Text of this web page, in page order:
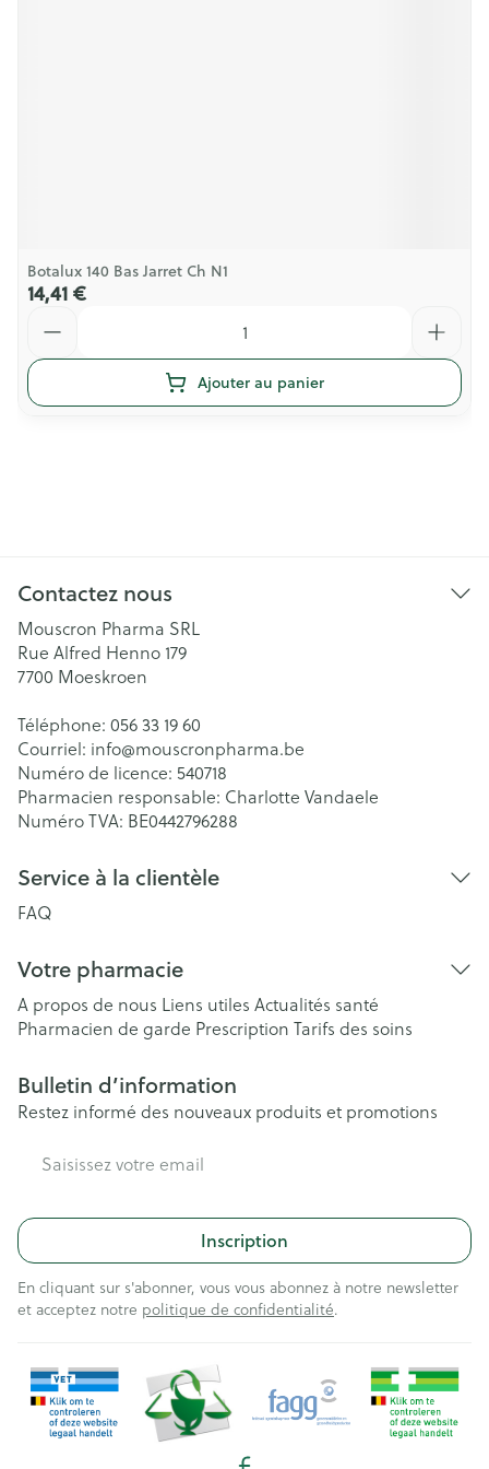
Botalux 140 Bas Jarret Ch N1
14,41 €
Ajouter au panier
Contactez nous
Mouscron Pharma SRL
Rue Alfred Henno 179
7700 Moeskroen
Téléphone: 056 33 19 60
Courriel: info@mouscronpharma.be
Numéro de licence: 540718
Pharmacien responsable: Charlotte Vandaele
Numéro TVA: BE0442796288
Service à la clientèle
FAQ
Votre pharmacie
A propos de nous Liens utiles Actualités santé
Pharmacien de garde Prescription Tarifs des soins
Bulletin d’information
Restez informé des nouveaux produits et promotions
Inscription
En cliquant sur s'abonner, vous vous abonnez à notre newsletter
et acceptez notre politique de confidentialité.